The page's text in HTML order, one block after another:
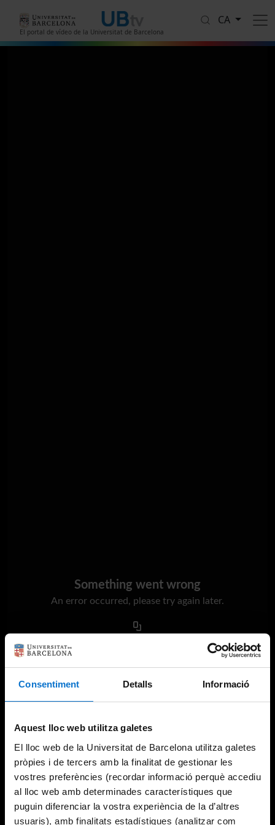
Consentiment Detalls Informació
Aquest lloc web utilitza galetes
El lloc web de la Universitat de Barcelona utilitza galetes
pròpies i de tercers amb la finalitat de gestionar les
vostres preferències (recordar informació perquè accediu
al lloc web amb determinades característiques que
puguin diferenciar la vostra experiència de la d’altres
usuaris), amb finalitats estadístiques (analitzar com
El portal de vídeo de la Universitat de Barcelona
CA
Something went wrong
An error occurred, please try again later.